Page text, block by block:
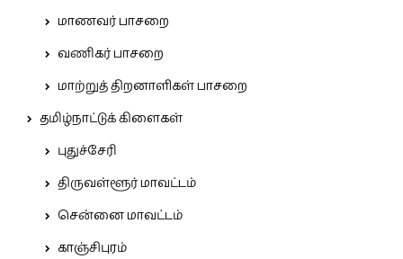
மாணவர் பாசறை
வணிகர் பாசறை
மாற்றுத் திறனாளிகள் பாசறை
தமிழ்நாட்டுக் கிளைகள்
புதுச்சேரி
திருவள்ளூர் மாவட்டம்
சென்னை மாவட்டம்
காஞ்சிபுரம்